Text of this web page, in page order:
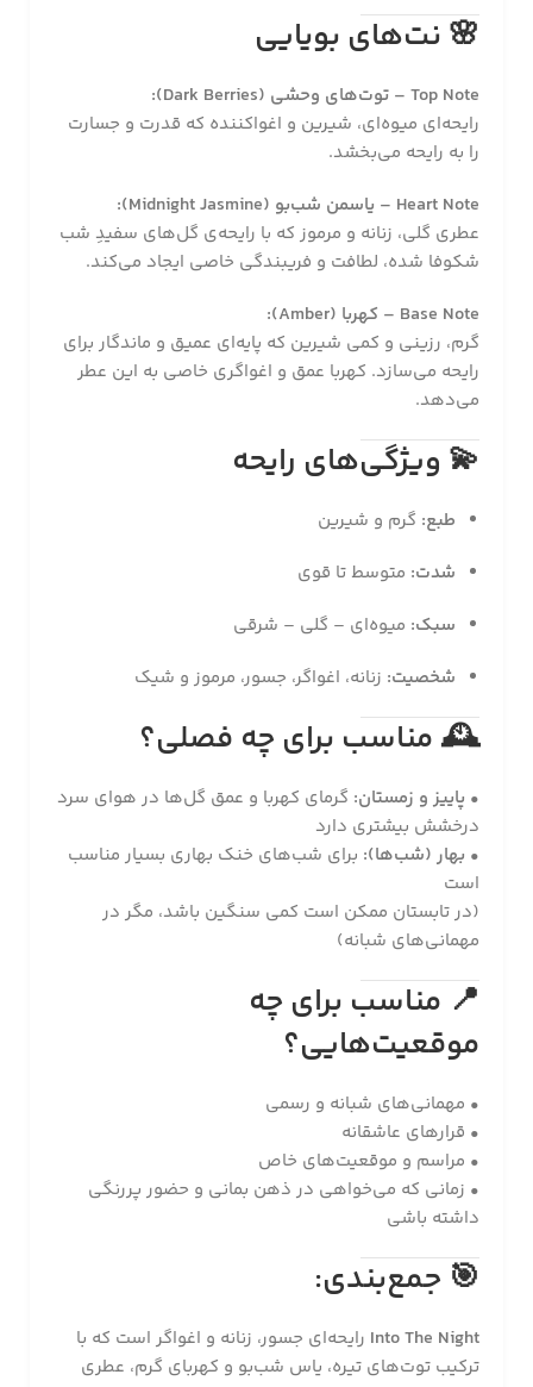
🌸 نت‌های بویایی
Top Note – توت‌های وحشی (Dark Berries):
رایحه‌ای میوه‌ای، شیرین و اغواکننده که قدرت و جسارت
را به رایحه می‌بخشد.
Heart Note – یاسمن شب‌بو (Midnight Jasmine):
عطری گلی، زنانه و مرموز که با رایحه‌ی گل‌های سفیدِ شب‌
شکوفا شده، لطافت و فریبندگی خاصی ایجاد می‌کند.
Base Note – کهربا (Amber):
گرم، رزینی و کمی شیرین که پایه‌ای عمیق و ماندگار برای
رایحه می‌سازد. کهربا عمق و اغواگری خاصی به این عطر
می‌دهد.
💫 ویژگی‌های رایحه
طبع: گرم و شیرین
شدت: متوسط تا قوی
سبک: میوه‌ای – گلی – شرقی
شخصیت: زنانه، اغواگر، جسور، مرموز و شیک
🕰 مناسب برای چه فصلی؟
• پاییز و زمستان: گرمای کهربا و عمق گل‌ها در هوای سرد
درخشش بیشتری دارد
• بهار (شب‌ها): برای شب‌های خنک بهاری بسیار مناسب
است
(در تابستان ممکن است کمی سنگین باشد، مگر در
مهمانی‌های شبانه)
📍 مناسب برای چه
موقعیت‌هایی؟
• مهمانی‌های شبانه و رسمی
• قرارهای عاشقانه
• مراسم و موقعیت‌های خاص
• زمانی که می‌خواهی در ذهن بمانی و حضور پررنگی
داشته باشی
🎯 جمع‌بندی:
Into The Night رایحه‌ای جسور، زنانه و اغواگر است که با
ترکیب توت‌های تیره، یاس شب‌بو و کهربای گرم، عطری